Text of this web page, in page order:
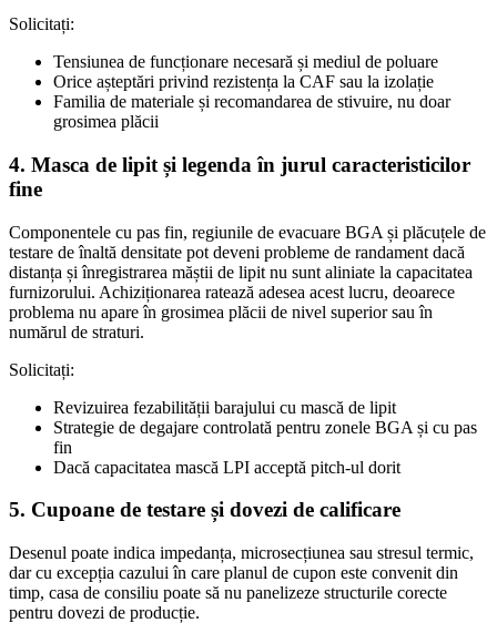
Solicitați:
Tensiunea de funcționare necesară și mediul de poluare
Orice așteptări privind rezistența la CAF sau la izolație
Familia de materiale și recomandarea de stivuire, nu doar
grosimea plăcii
4. Masca de lipit și legenda în jurul caracteristicilor
fine
Componentele cu pas fin, regiunile de evacuare BGA și plăcuțele de
testare de înaltă densitate pot deveni probleme de randament dacă
distanța și înregistrarea măștii de lipit nu sunt aliniate la capacitatea
furnizorului. Achiziționarea ratează adesea acest lucru, deoarece
problema nu apare în grosimea plăcii de nivel superior sau în
numărul de straturi.
Solicitați:
Revizuirea fezabilității barajului cu mască de lipit
Strategie de degajare controlată pentru zonele BGA și cu pas
fin
Dacă capacitatea mască LPI acceptă pitch-ul dorit
5. Cupoane de testare și dovezi de calificare
Desenul poate indica impedanța, microsecțiunea sau stresul termic,
dar cu excepția cazului în care planul de cupon este convenit din
timp, casa de consiliu poate să nu panelizeze structurile corecte
pentru dovezi de producție.